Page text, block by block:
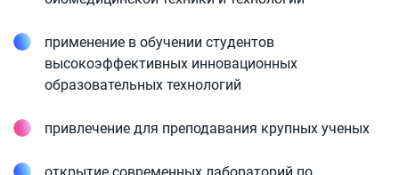
применение в обучении студентов
высокоэффективных инновационных
образовательных технологий
привлечение для преподавания крупных ученых